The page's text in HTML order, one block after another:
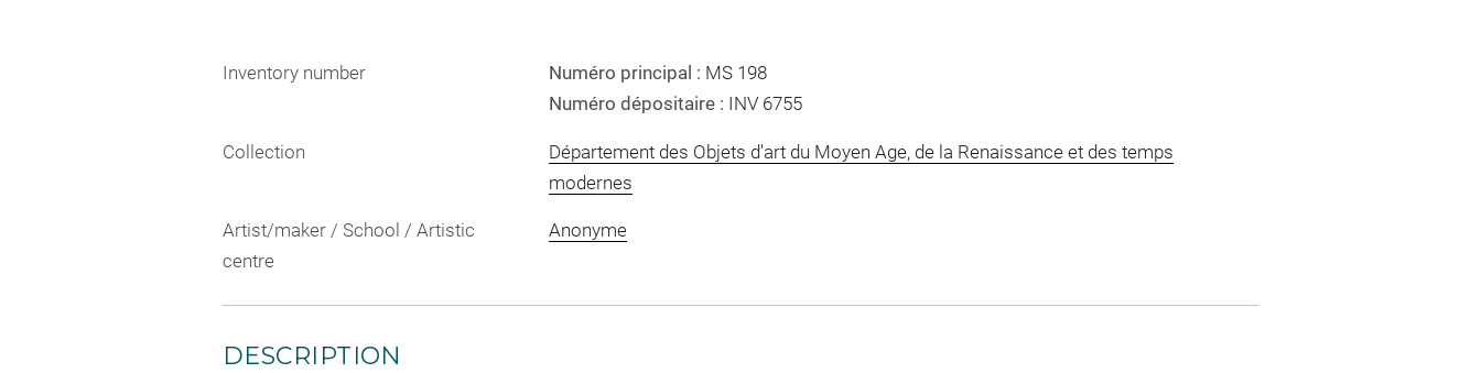
Inventory number Numéro principal : MS 198
Numéro dépositaire : INV 6755
Collection
Département des Objets d'art du Moyen Age, de la Renaissance et des temps
modernes
Artist/maker / School / Artistic
centre
Anonyme
DESCRIPTION